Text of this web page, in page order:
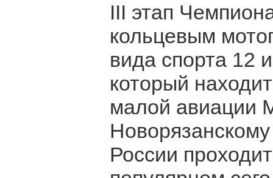
III этап
кольцевым
вида спорта 12
который
малой авиации
России